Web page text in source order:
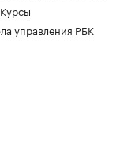
управления РБК